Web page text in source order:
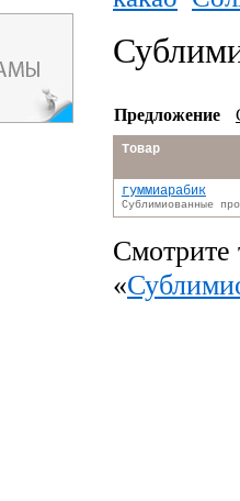
Предложение
Товар
гуммиарабик
Сублимиованные
Смотрите
«